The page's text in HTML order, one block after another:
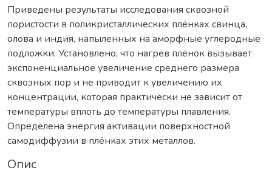
Приведены результаты исследования сквозной
пористости в поликристаллических плёнках свинца,
олова и индия, напыленных на аморфные углеродные
подложки. Установлено, что нагрев плёнок вызывает
экспоненциальное увеличение среднего размера
сквозных пор и не приводит к увеличению их
концентрации, которая практически не зависит от
температуры вплоть до температуры плавления.
Определена энергия активации поверхностной
самодиффузии в плёнках этих металлов.
Опис